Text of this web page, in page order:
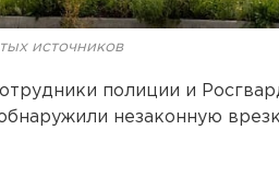
источников
полиции и
незаконную